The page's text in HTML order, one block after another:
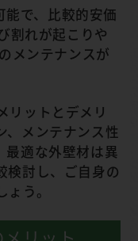
能で、比較的安価
割れが起こりや
メンテナンスが
リットとデメリ
、メンテナンス性
最適な外壁材は異
検討し、ご自身の
う。